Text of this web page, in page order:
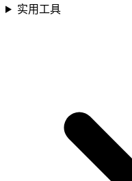
实用工具